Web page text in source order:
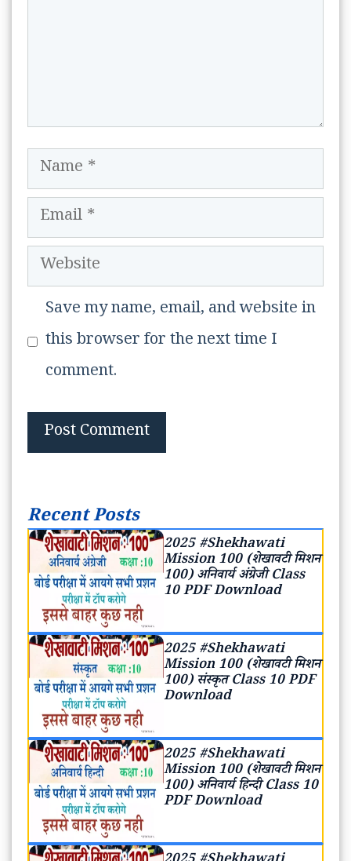
Name
Email
Website
Save my name, email, and website in
this browser for the next time I
comment.
Recent Posts
2025 #Shekhawati
Mission 100 (शेखावटी मिशन
100) अनिवार्य अंग्रेजी Class
10 PDF Download
2025 #Shekhawati
Mission 100 (शेखावटी मिशन
100) संस्कृत Class 10 PDF
Download
2025 #Shekhawati
Mission 100 (शेखावटी मिशन
100) अनिवार्य हिन्दी Class 10
PDF Download